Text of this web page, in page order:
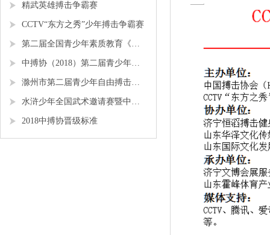
精武英雄搏击争霸赛
CCTV“东方之秀”少年搏击争霸赛
第二届全国青少年素质教育《勇者争锋》搏击锦标赛
中搏协（2018）第二届青少年锦标赛
滁州市第二届青少年自由搏击全国邀请赛
水浒少年全国武术邀请赛暨中搏协青少年搏击锦标赛
2018中搏协晋级标准